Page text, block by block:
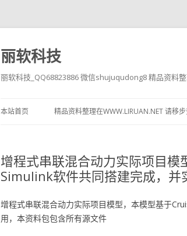
丽软科技
丽软科技_QQ68823886 微信shujuqudong8 精品资料
本站首页 精品资料整理在WWW.LIRUAN.NET 请移
增程式串联混合动力实际项目
Simulink软件共同搭建完成，并
增程式串联混合动力实际项目模型，本模型基于
用，本资料包包含所有源文件